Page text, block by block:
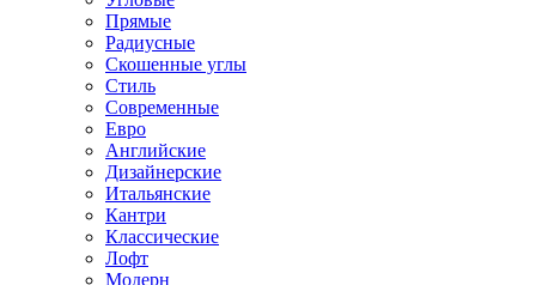
Прямые
Радиусные
Скошенные углы
Стиль
Современные
Евро
Английские
Дизайнерские
Итальянские
Кантри
Классические
Лофт
Модерн